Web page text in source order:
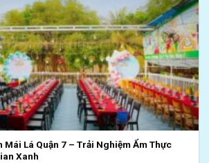
Mái Lá Quận 7 – Trải Nghiệm Ẩm Thực
Xanh